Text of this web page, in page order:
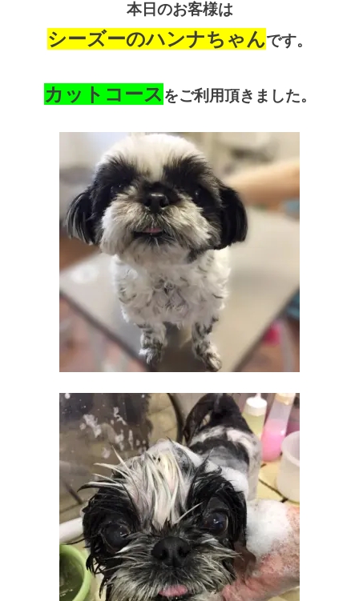
本日のお客様は
シーズーのハンナちゃんです。
カットコース をご利用頂きました。